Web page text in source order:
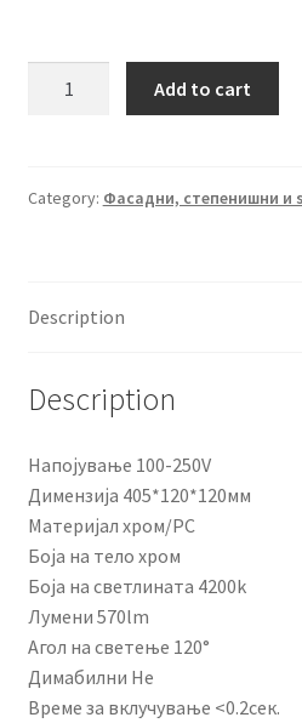
040
Add to cart
Category: Фасадни, степенишни и
Description
Description
Напојување 100-250V
Димензија 405*120*120мм
Материјал хром/PC
Боја на тело хром
Боја на светлината 4200k
Лумени 570lm
Агол на светење 120°
Димабилни Не
Време за вклучување <0.2сек.